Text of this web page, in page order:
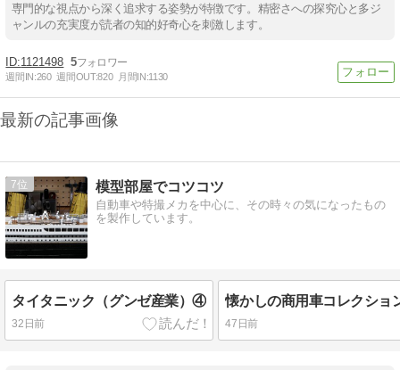
専門的な視点から深く追求する姿勢が特徴です。精密さへの探究心と多ジ
ャンルの充実度が読者の知的好奇心を刺激します。
1121498 5
週間IN:260 週間OUT:820 月間IN:1130
最新の記事画像
7 模型部屋でコツコツ
自動車や特撮メカを中心に、その時々の気になったもの
を製作しています。
タイタニック（グンゼ産業）④
32日前
懐かしの商用車コレクショ
47日前